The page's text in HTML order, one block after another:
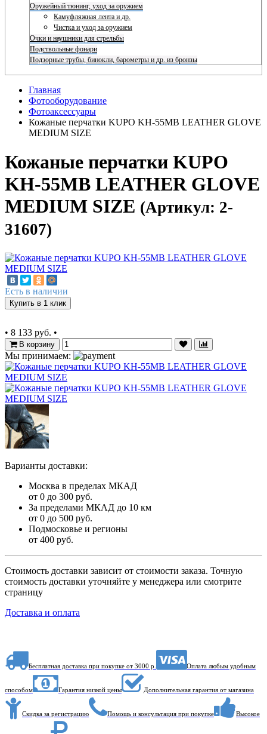
Оружейный тюнинг, уход за оружием
Камуфляжная лента и др.
Чистка и уход за оружием
Очки и наушники для стрельбы
Подствольные фонари
Подзорные трубы, бинокли, барометры и др. из бронзы
Главная
Фотооборудование
Фотоаксессуары
Кожаные перчатки KUPO KH-55MB LEATHER GLOVE
MEDIUM SIZE
Кожаные перчатки KUPO
KH-55MB LEATHER GLOVE
MEDIUM SIZE (Артикул: 2-
31607)
Есть в наличии
Купить в 1 клик
• 8 133 руб. •
В корзину
Мы принимаем:
Варианты доставки:
Москва в пределах МКАД
от 0 до 300 руб.
За пределами МКАД до 10 км
от 0 до 500 руб.
Подмосковье и регионы
от 400 руб.
Стоимость доставки зависит от стоимости заказа. Точную
стоимость доставки уточняйте у менеджера или смотрите
страницу
Доставка и оплата
Бесплатная доставка при покупке от 3000 р. Оплата любым удобным
способом Гарантия низкой цены Дополнительная гарантия от магазина
Скидка за регистрацию Помощь и консультация при покупке Высокое